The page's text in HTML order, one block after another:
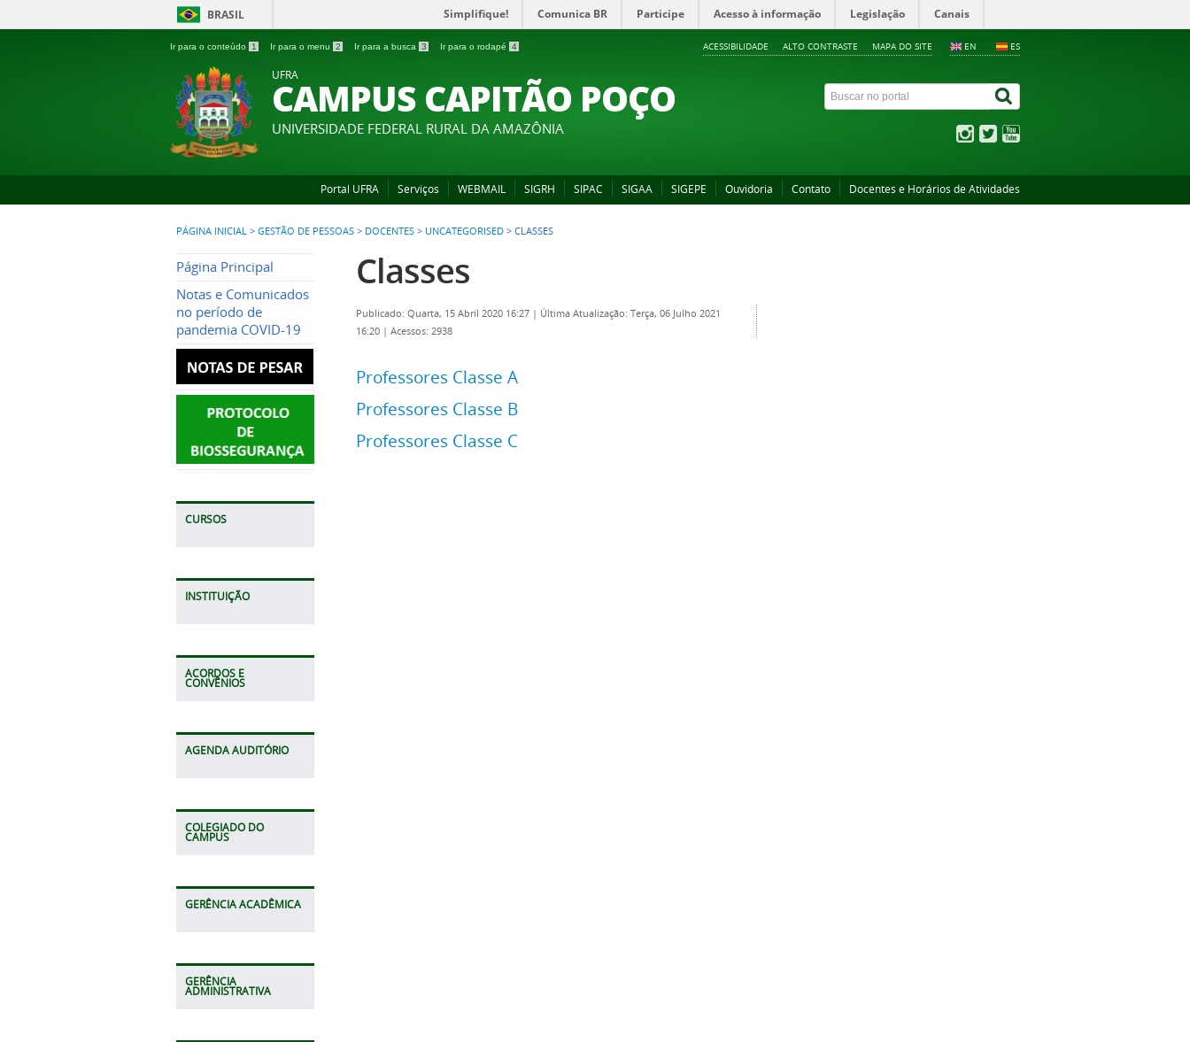
BRASIL Simplifique! Comunica BR Participe Acesso à informação Legislação Canais
Ir para o conteúdo 1 Ir para o menu 2 Ir para a busca 3 Ir para o rodapé 4 EN ES
ACESSIBILIDADE ALTO CONTRASTE MAPA DO SITE
UFRA
CAMPUS CAPITÃO POÇO
UNIVERSIDADE FEDERAL RURAL DA AMAZÔNIA
Portal UFRA Serviços WEBMAIL SIGRH SIPAC SIGAA SIGEPE Ouvidoria Contato Docentes e Horários de Atividades
PÁGINA INICIAL > GESTÃO DE PESSOAS > DOCENTES > UNCATEGORISED > CLASSES
Página Principal
Notas e Comunicados
no período de
pandemia COVID-19
CURSOS
INSTITUIÇÃO
ACORDOS E
CONVÊNIOS
AGENDA AUDITÓRIO
COLEGIADO DO
CAMPUS
GERÊNCIA ACADÊMICA
GERÊNCIA
ADMINISTRATIVA
Classes
Publicado: Quarta, 15 Abril 2020 16:27 | Última Atualização: Terça, 06 Julho 2021
16:20 | Acessos: 2938
Professores Classe A
Professores Classe B
Professores Classe C